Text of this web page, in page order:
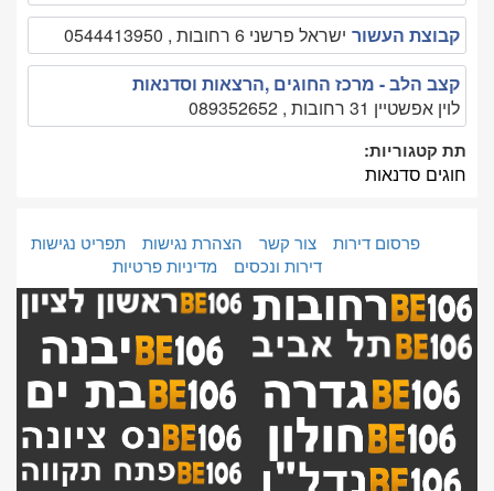
קבוצת העשור ישראל פרשני 6 רחובות , 0544413950
קצב הלב - מרכז החוגים ,הרצאות וסדנאות
לוין אפשטיין 31 רחובות , 089352652
תת קטגוריות:
חוגים סדנאות
פרסום דירות צור קשר הצהרת נגישות
תפריט נגישות
דירות ונכסים
מדיניות פרטיות